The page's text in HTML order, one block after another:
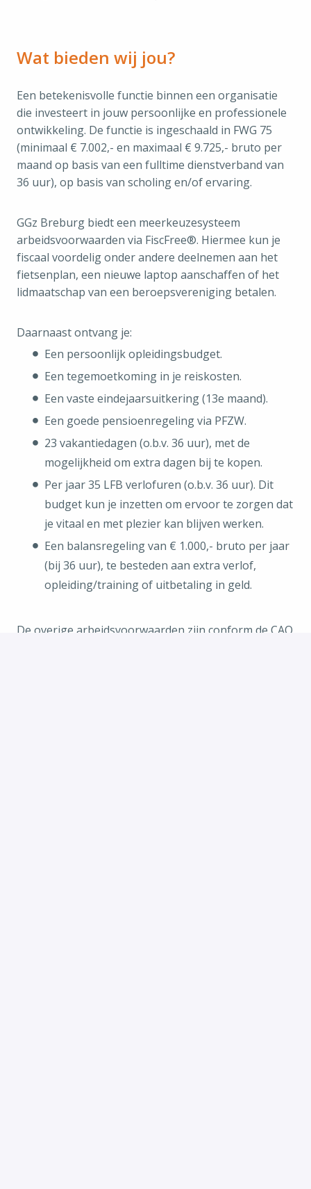
Wat bieden wij jou?
Een betekenisvolle functie binnen een organisatie
die investeert in jouw persoonlijke en professionele
ontwikkeling. De functie is ingeschaald in FWG 75
(minimaal € 7.002,- en maximaal € 9.725,- bruto per
maand op basis van een fulltime dienstverband van
36 uur), op basis van scholing en/of ervaring.
GGz Breburg biedt een meerkeuzesysteem
arbeidsvoorwaarden via FiscFree®. Hiermee kun je
fiscaal voordelig onder andere deelnemen aan het
fietsenplan, een nieuwe laptop aanschaffen of het
lidmaatschap van een beroepsvereniging betalen.
Daarnaast ontvang je:
Een persoonlijk opleidingsbudget.
Een tegemoetkoming in je reiskosten.
Een vaste eindejaarsuitkering (13e maand).
Een goede pensioenregeling via PFZW.
23 vakantiedagen (o.b.v. 36 uur), met de
mogelijkheid om extra dagen bij te kopen.
Per jaar 35 LFB verlofuren (o.b.v. 36 uur). Dit
budget kun je inzetten om ervoor te zorgen dat
je vitaal en met plezier kan blijven werken.
Een balansregeling van € 1.000,- bruto per jaar
(bij 36 uur), te besteden aan extra verlof,
opleiding/training of uitbetaling in geld.
De overige arbeidsvoorwaarden zijn conform de CAO